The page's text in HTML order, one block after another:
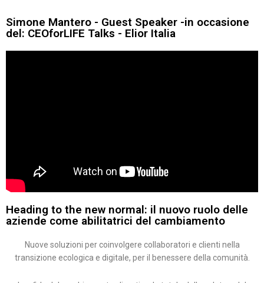
Simone Mantero - Guest Speaker -in occasione
del: CEOforLIFE Talks - Elior Italia
Heading to the new normal: il nuovo ruolo delle
aziende come abilitatrici del cambiamento
Nuove soluzioni per coinvolgere collaboratori e clienti nella
transizione ecologica e digitale, per il benessere della comunità.